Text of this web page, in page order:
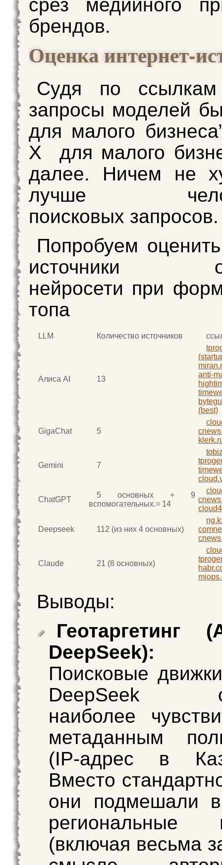
срез медийного
брендов.
Оценка интернет-
Судя по ссылкам
запросы моделей
для малого
Х для малого
далее. Ничем не
лучше
поисковых запросов.
Попробуем
источники
нейросети при
топа
LLM Количество источников
Алиса AI 13
anti-
(best)
GigaChat 5
Gemini 7
ChatGPT
5 основных + 9
вспомогательных.= 14
Deepseek 112 (из них 4 основных)
Claude 21 (8 основных)
Выводы:
Геотаргетинг
DeepSeek):
Поисковые
DeepSeek
наиболее
метаданным
(IP-адрес в
Вместо
они подмешали в
региональные
(включая весьма